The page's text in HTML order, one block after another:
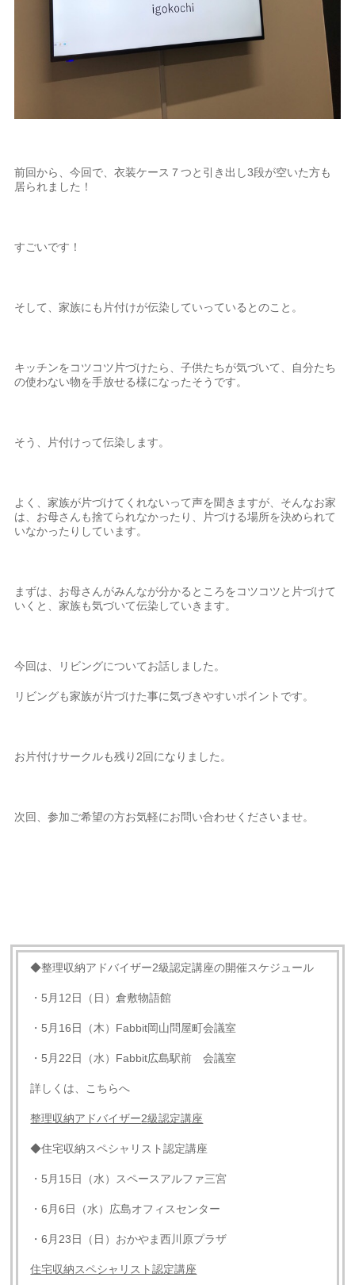
前回から、今回で、衣装ケース７つと引き出し3段が空いた方も
居られました！
すごいです！
そして、家族にも片付けが伝染していっているとのこと。
キッチンをコツコツ片づけたら、子供たちが気づいて、自分たち
の使わない物を手放せる様になったそうです。
そう、片付けって伝染します。
よく、家族が片づけてくれないって声を聞きますが、そんなお家
は、お母さんも捨てられなかったり、片づける場所を決められて
いなかったりしています。
まずは、お母さんがみんなが分かるところをコツコツと片づけて
いくと、家族も気づいて伝染していきます。
今回は、リビングについてお話しました。
リビングも家族が片づけた事に気づきやすいポイントです。
お片付けサークルも残り2回になりました。
次回、参加ご希望の方お気軽にお問い合わせくださいませ。
◆整理収納アドバイザー2級認定講座の開催スケジュール
・5月12日（日）倉敷物語館
・5月16日（木）Fabbit岡山問屋町会議室
・5月22日（水）Fabbit広島駅前 会議室
詳しくは、こちらへ
整理収納アドバイザー2級認定講座
◆住宅収納スペシャリスト認定講座
・5月15日（水）スペースアルファ三宮
・6月6日（水）広島オフィスセンター
・6月23日（日）おかやま西川原プラザ
住宅収納スペシャリスト認定講座